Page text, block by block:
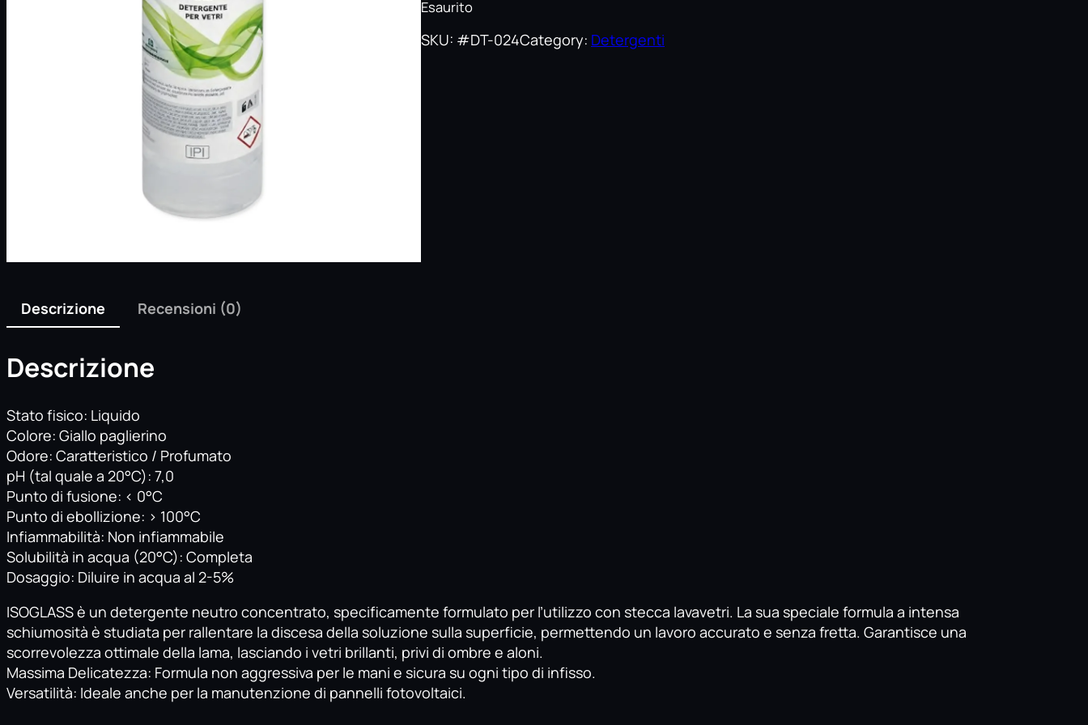
Esaurito
SKU: #DT-024Category: Detergenti
Descrizione Recensioni (0)
Descrizione
Stato fisico: Liquido
Colore: Giallo paglierino
Odore: Caratteristico / Profumato
pH (tal quale a 20°C): 7,0
Punto di fusione: < 0°C
Punto di ebollizione: > 100°C
Infiammabilità: Non infiammabile
Solubilità in acqua (20°C): Completa
Dosaggio: Diluire in acqua al 2-5%
ISOGLASS è un detergente neutro concentrato, specificamente formulato per l’utilizzo con stecca lavavetri. La sua speciale formula a intensa
schiumosità è studiata per rallentare la discesa della soluzione sulla superficie, permettendo un lavoro accurato e senza fretta. Garantisce una
scorrevolezza ottimale della lama, lasciando i vetri brillanti, privi di ombre e aloni.
Massima Delicatezza: Formula non aggressiva per le mani e sicura su ogni tipo di infisso.
Versatilità: Ideale anche per la manutenzione di pannelli fotovoltaici.